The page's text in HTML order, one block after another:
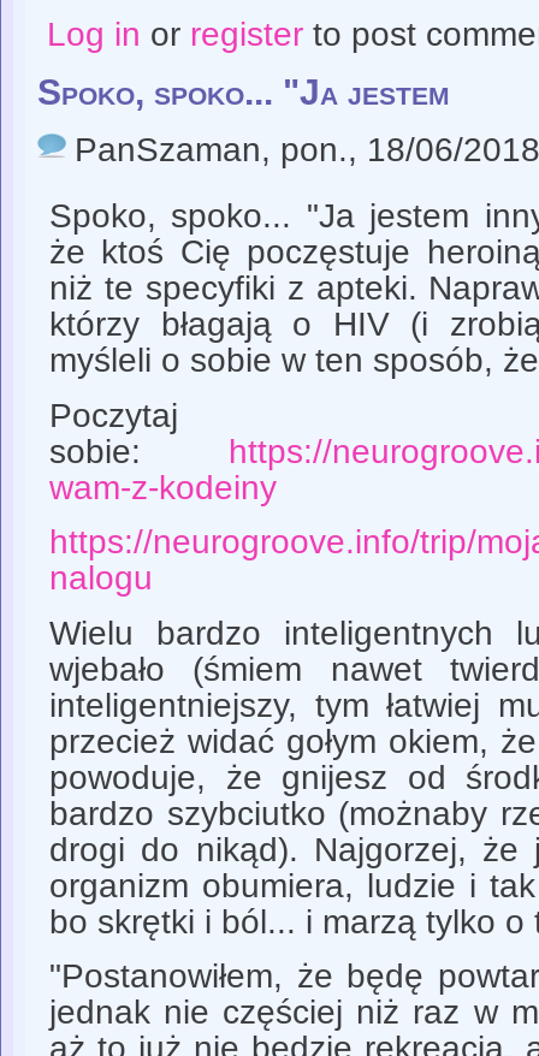
Log in or registerto post
Spoko, spoko... "Ja jestem
PanSzaman, pon., 18/06/
Spoko, spoko... "Ja jestem
że ktoś Cię poczęstuje
niż te specyfiki z apteki.
którzy błagają o HIV (i
myśleli o sobie w ten sposób,
Poczytaj
sobie: https://
wam-z-kodeiny
https://neurogroove.info/trip/
nalogu
Wielu bardzo inteligentnych
wjebało (śmiem nawet
inteligentniejszy, tym łatwiej
przecież widać gołym okiem,
powoduje, że gnijesz od
bardzo szybciutko (możnaby
drogi do nikąd). Najgorzej, że
organizm obumiera, ludzie i
bo skrętki i ból... i marzą tylko o
"Postanowiłem, że będę
jednak nie częściej niż raz w
aż to już nie będzie rekreacja,